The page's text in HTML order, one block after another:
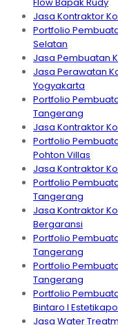
Jasa Kontraktor
Portfolio
Selatan
Jasa Pembuatan
Jasa Perawatan
Yogyakarta
Portfolio
Tangerang
Jasa Kontraktor
Portfolio
Pohton Villas
Jasa Kontraktor
Portfolio
Tangerang
Jasa Kontraktor
Bergaransi
Portfolio
Tangerang
Portfolio
Tangerang
Portfolio
Bintaro I
Jasa Water